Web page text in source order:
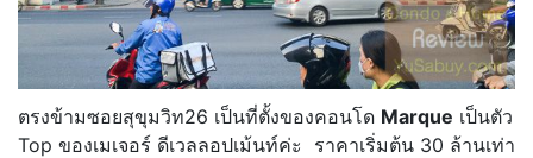
ตรงข้ามซอยสุขุมวิท26 เป็นที่ตั้งของคอนโด Marque เป็นตัว
Top ของเมเจอร์ ดีเวลลอปเม้นท์ค่ะ ราคาเริ่มต้น 30 ล้านเท่า